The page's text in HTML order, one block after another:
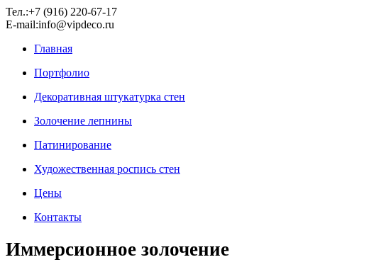
Тел.:+7 (916) 220-67-17
E-mail:info@vipdeco.ru
Главная
Портфолио
Декоративная штукатурка стен
Золочение лепнины
Патинирование
Художественная роспись стен
Цены
Контакты
Иммерсионное золочение